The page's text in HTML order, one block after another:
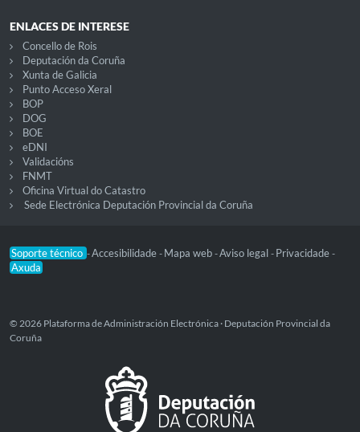
ENLACES DE INTERESE
Concello de Rois
Deputación da Coruña
Xunta de Galicia
Punto Acceso Xeral
BOP
DOG
BOE
eDNI
Validacións
FNMT
Oficina Virtual do Catastro
Sede Electrónica Deputación Provincial da Coruña
Soporte técnico -Accesibilidade - Mapa web -Aviso legal - Privacidade -
Axuda
© 2026 Plataforma de Administración Electrónica · Deputación Provincial da
Coruña